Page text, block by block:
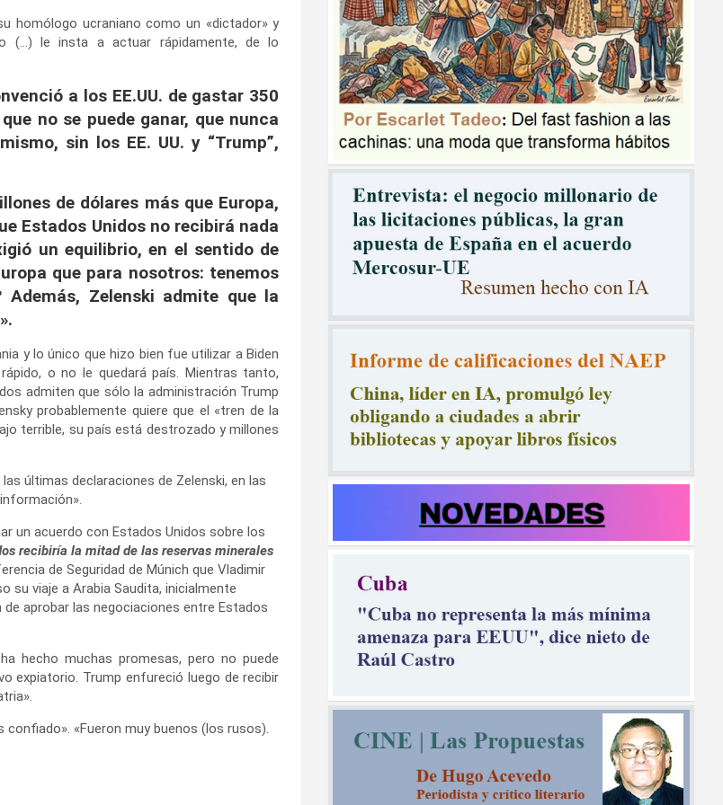
homólogo ucraniano como un «dictador» y
(…) le insta a actuar rápidamente, de lo
a los EE.UU. de gastar 350
no se puede ganar, que nunca
sin los EE. UU. y “Trump”,
de dólares más que Europa,
Estados Unidos no recibirá nada
un equilibrio, en el sentido de
que para nosotros: tenemos
Zelenski admite que la
y lo único que hizo bien fue utilizar a Biden
o no le quedará país. Mientras tanto,
admiten que sólo la administración Trump
probablemente quiere que el «tren de la
terrible, su país está destrozado y millones
últimas declaraciones de Zelenski, en las
un acuerdo con Estados Unidos sobre los
recibiría la mitad de las reservas minerales
de Seguridad de Múnich que Vladimir
su viaje a Arabia Saudita, inicialmente
aprobar las negociaciones entre Estados
hecho muchas promesas, pero no puede
expiatorio. Trump enfureció luego de recibir
«Fueron muy buenos (los rusos).